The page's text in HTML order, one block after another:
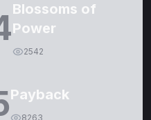
Blossoms of
Power
2542
Payback
8263